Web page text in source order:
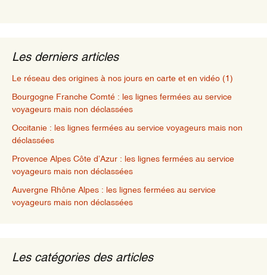
Les derniers articles
Le réseau des origines à nos jours en carte et en vidéo (1)
Bourgogne Franche Comté : les lignes fermées au service
voyageurs mais non déclassées
Occitanie : les lignes fermées au service voyageurs mais non
déclassées
Provence Alpes Côte d’Azur : les lignes fermées au service
voyageurs mais non déclassées
Auvergne Rhône Alpes : les lignes fermées au service
voyageurs mais non déclassées
Les catégories des articles